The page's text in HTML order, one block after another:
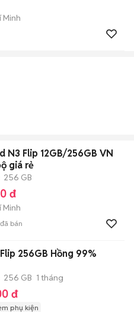
Minh
N3 Flip 12GB/256GB VN
giá rẻ
256 GB
đ
Minh
đã bán
256GB Hồng 99%
256 GB 1 tháng
đ
phụ kiện